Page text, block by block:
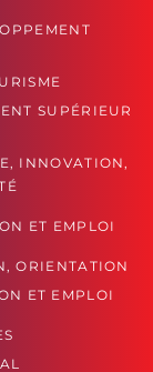
SUPÉRIEUR
INNOVATION,
ET EMPLOI
ORIENTATION
ET EMPLOI